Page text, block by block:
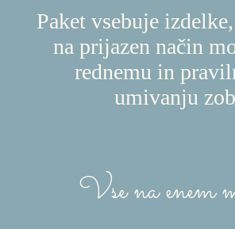
Paket vsebuje
na prijazen način
rednemu in
umivanju
Vse na enem